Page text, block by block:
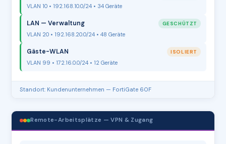
VLAN 10 • 192.168.10.0/24 • 34 Geräte
LAN — Verwaltung GESCHÜTZT
VLAN 20 • 192.168.20.0/24 • 48 Geräte
Gäste-WLAN ISOLIERT
VLAN 99 • 172.16.0.0/24 • 12 Geräte
Standort: Kundenunternehmen — FortiGate 60F
Remote-Arbeitsplätze — VPN & Zugang